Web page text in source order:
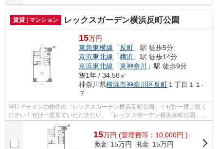
賃貸 | マンション レックスガーデン横浜反町公園
15万円
東急東横線 「反町 」駅 徒歩5分
京浜東北線 「横浜 」駅 徒歩14分
京浜東北線 「東神奈川 」駅 徒歩9分
築1年 / 34.58㎡
神奈川県横浜市神奈川区反町 １丁目１１-
７
当社イチオシの物件の「レックスガーデン横浜反町公園」！ぜひ一度ご覧く
ださい！ぜひ一度見ていただきたい、「レックスガーデン横浜反町公園」で
す！共用部には敷地内ごみ置き場・エ...
15万円 (管理費等：10,000円 )
敷金 15万円 礼金
15万円